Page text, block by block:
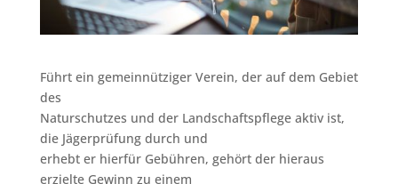
Führt ein gemeinnütziger Verein, der auf dem Gebiet
des
Naturschutzes und der Landschaftspflege aktiv ist,
die Jägerprüfung durch und
erhebt er hierfür Gebühren, gehört der hieraus
erzielte Gewinn zu einem